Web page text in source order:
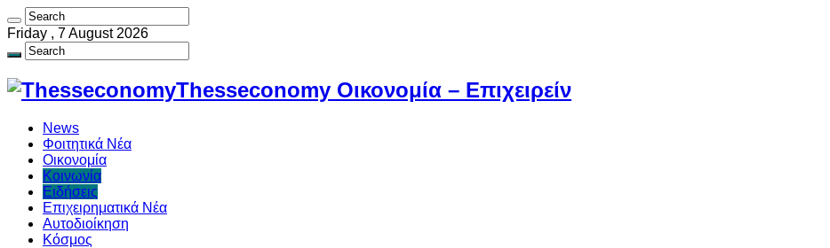
Friday , 7 August 2026
Thesseconomy Οικονομία – Επιχειρείν
News
Φοιτητικά Νέα
Οικονομία
Κοινωνία
Ειδήσεις
Επιχειρηματικά Νέα
Αυτοδιοίκηση
Κόσμος